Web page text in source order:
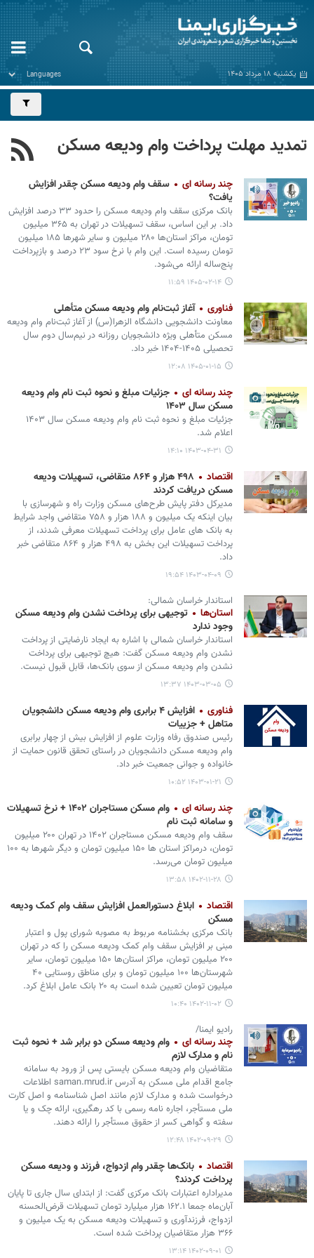
یکشنبه ۱۸ مرداد ۱۴۰۵
تمدید مهلت پرداخت وام ودیعه مسکن
چند رسانه ای
سقف وام ودیعه مسکن چقدر افزایش
یافت؟
بانک مرکزی سقف وام ودیعه مسکن را حدود ۳۳ درصد افزایش
داد. بر این اساس، سقف تسهیلات در تهران به ۳۶۵ میلیون
تومان، مراکز استان‌ها ۲۸۰ میلیون و سایر شهرها ۱۸۵ میلیون
تومان رسیده است. این وام با نرخ سود ۲۳ درصد و بازپرداخت
پنج‌ساله ارائه می‌شود.
۱۴۰۵-۰۲-۱۴ ۱۱:۵۹
فناوری آغاز ثبت‌نام‌ وام‌ ودیعه مسکن متأهلی
معاونت دانشجویی دانشگاه الزهرا(س) از آغاز ثبت‌نام وام ودیعه
مسکن متأهلی ویژه دانشجویان روزانه در نیم‌سال دوم سال
تحصیلی ۱۴۰۵-۱۴۰۴ خبر داد.
۱۴۰۵-۰۱-۱۵ ۱۲:۰۸
چند رسانه ای
جزئیات مبلغ و نحوه ثبت نام وام ودیعه
مسکن سال ۱۴۰۳
جزئیات مبلغ و نحوه ثبت نام وام ودیعه مسکن سال ۱۴۰۳
اعلام شد.
۱۴۰۳-۰۴-۳۱ ۱۴:۱۰
اقتصاد
۴۹۸ هزار و ۸۶۴ متقاضی، تسهیلات ودیعه
مسکن دریافت کردند
مدیرکل دفتر پایش طرح‌های مسکن وزارت راه و شهرسازی با
بیان اینکه یک میلیون و ۱۸۸ هزار و ۷۵۸ متقاضی واجد شرایط
به بانک های عامل برای پرداخت تسهیلات معرفی شدند، از
پرداخت تسهیلات این بخش به ۴۹۸ هزار و ۸۶۴ متقاضی خبر
داد.
۱۴۰۳-۰۴-۰۹ ۱۹:۵۴
استاندار خراسان شمالی:
استان‌ها
توجیهی برای پرداخت نشدن وام ودیعه مسکن
وجود ندارد
استاندار خراسان شمالی با اشاره به ایجاد نارضایتی از پرداخت
نشدن وام ودیعه مسکن گفت: هیچ توجیهی برای پرداخت
نشدن وام ودیعه مسکن از سوی بانک‌ها، قابل قبول نیست.
۱۴۰۳-۰۳-۰۵ ۱۳:۳۷
فناوری
افزایش ۴ برابری وام ودیعه مسکن دانشجویان
متاهل + جزییات
رئیس صندوق رفاه وزارت علوم از افزایش بیش از چهار برابری
وام ودیعه مسکن دانشجویان در راستای تحقق قانون حمایت از
خانواده و جوانی جمعیت خبر داد.
۱۴۰۳-۰۱-۲۱ ۱۰:۵۲
چند رسانه ای
وام مسکن مستاجران ۱۴۰۲ + نرخ تسهیلات
و سامانه ثبت نام
سقف وام ودیعه مسکن مستاجران ۱۴۰۲ در تهران ۲۰۰ میلیون
تومان، درمراکز استان ها ۱۵۰ میلیون تومان و دیگر شهرها به ۱۰۰
میلیون تومان می‌رسد.
۱۴۰۲-۱۱-۲۸ ۱۳:۵۸
اقتصاد
ابلاغ دستورالعمل افزایش سقف وام کمک ودیعه
مسکن
بانک مرکزی بخشنامه مربوط به مصوبه شورای پول و اعتبار
مبنی بر افزایش سقف وام کمک ودیعه مسکن را که در تهران
۲۰۰ میلیون تومان‌، مراکز استان‌ها ۱۵۰ میلیون تومان، سایر
شهرستان‌ها ۱۰۰ میلیون تومان و برای مناطق روستایی ۴۰
میلیون تومان تعیین شده است به ۲۰ بانک عامل ابلاغ کرد.
۱۴۰۲-۱۱-۰۲ ۱۰:۴۰
رادیو ایمنا/
چند رسانه ای
وام ودیعه مسکن دو برابر شد + نحوه ثبت
نام و مدارک لازم
متقاضیان وام ودیعه مسکن بایستی پس از ورود به سامانه
جامع اقدام ملی مسکن به آدرس saman.mrud.ir اطلاعات
درخواست شده و مدارک لازم مانند اصل شناسنامه و اصل کارت
ملی مستأجر، اجاره نامه رسمی با کد رهگیری، ارائه چک و یا
سفته و گواهی کسر از حقوق مستأجر را ارائه دهند.
۱۴۰۲-۰۹-۲۹ ۱۲:۴۸
اقتصاد
بانک‌ها چقدر وام ازدواج، فرزند و ودیعه مسکن
پرداخت کردند؟
مدیراداره اعتبارات بانک مرکزی گفت:‌ از ابتدای سال جاری تا پایان
آبان‌ماه جمعا ۱۶۲.۱ هزار میلیارد تومان تسهیلات قرض‌الحسنه
ازدواج، فرزندآوری و تسهیلات ودیعه مسکن به یک میلیون و
۳۶۶ هزار متقاضیان پرداخت شده است.
۱۴۰۲-۰۹-۰۱ ۱۳:۱۴